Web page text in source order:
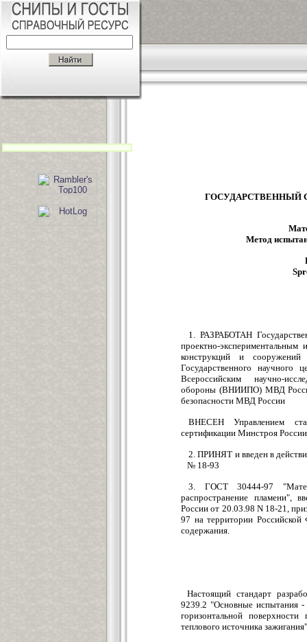
ГОСУДАРСТВЕННЫЙ
Метод
1. РАЗРАБОТАН
проектно-экспериментальным
конструкций и
Государственного научного
Всероссийским научно-
обороны (ВНИИПО) МВД
безопасности МВД России
ВНЕСЕН Управлением
сертификации Минстроя России
2. ПРИНЯТ и введен в
№ 18-93
3. ГОСТ 30444-97
распространение пламени",
России от 20.03.98 N 18-21,
97 на территории
содержания.
Настоящий стандарт
9239.2 "Основные испытания -
горизонтальной
теплового источника